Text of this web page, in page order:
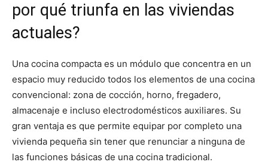
por qué triunfa en las viviendas
actuales?
Una cocina compacta es un módulo que concentra en un
espacio muy reducido todos los elementos de una cocina
convencional: zona de cocción, horno, fregadero,
almacenaje e incluso electrodomésticos auxiliares. Su
gran ventaja es que permite equipar por completo una
vivienda pequeña sin tener que renunciar a ninguna de
las funciones básicas de una cocina tradicional.